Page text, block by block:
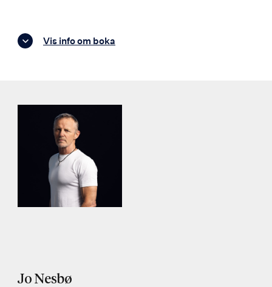
Vis info om boka
Jo Nesbø